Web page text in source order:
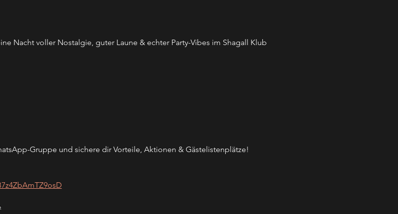
Nacht voller Nostalgie, guter Laune & echter Party-Vibes im Shagall Klub
Gruppe und sichere dir Vorteile, Aktionen & Gästelistenplätze!